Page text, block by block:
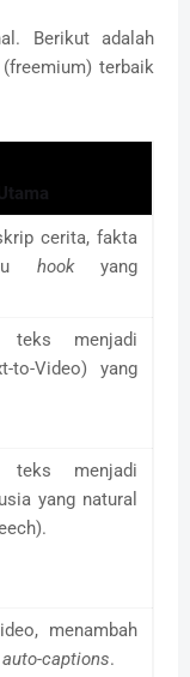
Berikut adalah
terbaik
cerita, fakta
hookyang
teks menjadi
to-Video) yang
teks menjadi
yang natural
menambah
auto-captions.